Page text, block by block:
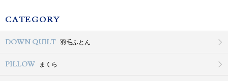
CATEGORY
DOWN QUILT 羽毛ふとん
PILLOW まくら